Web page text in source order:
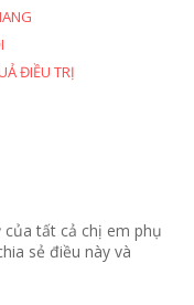
ĐIỀU TRỊ
của tất cả chị em phụ
sẻ điều này và